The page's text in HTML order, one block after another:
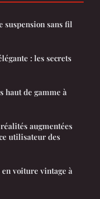
suspension sans fil
: les secrets
haut de gamme à
augmentées
utilisateur des
voiture vintage à